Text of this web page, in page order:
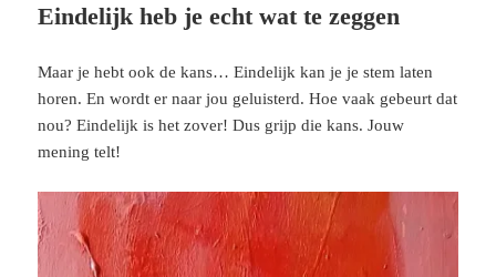
Eindelijk heb je echt wat te zeggen
Maar je hebt ook de kans… Eindelijk kan je je stem laten
horen. En wordt er naar jou geluisterd. Hoe vaak gebeurt dat
nou? Eindelijk is het zover! Dus grijp die kans. Jouw
mening telt!